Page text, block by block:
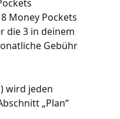
Money Pockets
die 3 in deinem
Gebühr
wird jeden
„Plan“